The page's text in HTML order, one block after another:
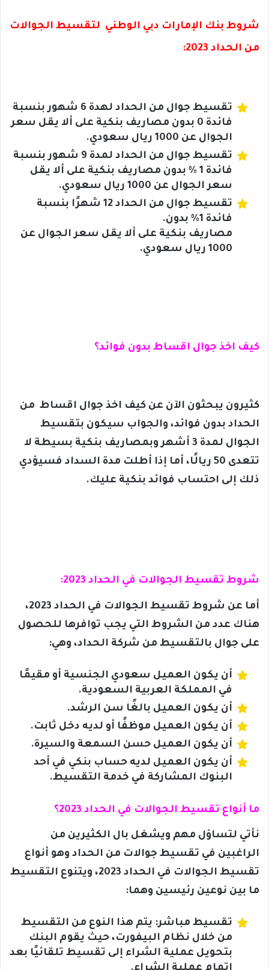
شروط بنك الإمارات دبي الوطني لتقسيط الجوالات
من الحداد 2023:
تقسيط جوال من الحداد لهدة 6 شهور بنسبة
فائدة 0 بدون مصاريف بنكية على ألا يقل سعر
الجوال عن 1000 ريال سعودي.
تقسيط جوال من الحداد لمدة 9 شهور بنسبة
فائدة 1 % بدون مصاريف بنكية على ألا يقل
سعر الجوال عن 1000 ريال سعودي.
تقسيط جوال من الحداد 12 شهرًا بنسبة
فائدة 1% بدون.
مصاريف بنكية على ألا يقل سعر الجوال عن
1000 ريال سعودي.
كيف اخذ جوال اقساط بدون فوائد؟
كثيرون يبحثون الآن عن كيف اخذ جوال اقساط من
الحداد بدون فوائد، والجواب سيكون بتقسيط
الجوال لمدة 3 أشهر وبمصاريف بنكية بسيطة لا
تتعدى 50 ريالًا، أما إذا أطلت مدة السداد فسيؤدي
ذلك إلى احتساب فوائد بنكية عليك.
شروط تقسيط الجوالات في الحداد 2023:
أما عن شروط تقسيط الجوالات في الحداد 2023،
هناك عدد من الشروط التي يجب توافرها للحصول
على جوال بالتقسيط من شركة الحداد، وهي:
أن يكون العميل سعودي الجنسية أو مقيمًا
في المملكة العربية السعودية.
أن يكون العميل بالغًا سن الرشد.
أن يكون العميل موظفًا أو لديه دخل ثابت.
أن يكون العميل حسن السمعة والسيرة.
أن يكون العميل لديه حساب بنكي في أحد
البنوك المشاركة في خدمة التقسيط.
ما أنواع تقسيط الجوالات في الحداد 2023؟
نأتي لتساؤل مهم ويشغل بال الكثيرين من
الراغبين في تقسيط جوالات من الحداد وهو أنواع
تقسيط الجوالات في الحداد 2023، ويتنوع التقسيط
ما بين نوعين رئيسين وهما:
تقسيط مباشر: يتم هذا النوع من التقسيط
من خلال نظام البيفورت، حيث يقوم البنك
بتحويل عملية الشراء إلى تقسيط تلقائيًا بعد